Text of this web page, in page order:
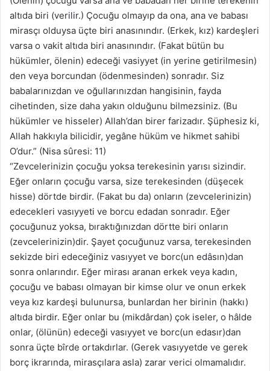
altıda biri (verilir.) Çocuğu olmayıp da ona, ana ve babası
mirasçı olduysa üçte biri anasınındır. (Erkek, kız) kardeşleri
varsa o vakit altıda biri anasınındır. (Fakat bütün bu
hükümler, ölenin) edeceği vasiyyet (in yerine getirilmesin)
den veya borcundan (ödenmesinden) sonradır. Siz
babalarınızdan ve oğullarınızdan hangisinin, fayda
cihetinden, size daha yakın olduğunu bilmezsiniz. (Bu
hükümler ve hisseler) Allah’dan birer farizadır. Şüphesiz ki,
Allah hakkıyla bilicidir, yegâne hüküm ve hikmet sahibi
O’dur.” (Nisa sûresi: 11)
“Zevcelerinizin çocuğu yoksa terekesinin yarısı sizindir.
Eğer onların çocuğu varsa, size terekesinden (düşecek
hisse) dörtde birdir. (Fakat bu da) onların (zevcelerinizin)
edecekleri vasıyyeti ve borcu edadan sonradır. Eğer
çocuğunuz yoksa, bıraktığınızdan dörtte biri onların
(zevcelerinizin)dir. Şayet çocuğunuz varsa, terekesinden
sekizde biri edeceğiniz vasıyyet ve borc(un edâsın)dan
sonra onlarındır. Eğer mirası aranan erkek veya kadın,
çocuğu ve babası olmayan bir kimse olur ve onun erkek
veya kız kardeşi bulunursa, bunlardan her birinin (hakkı)
altıda birdir. Eğer onlar bu (mikdârdan) çok iseler, o hâlde
onlar, (ölünün) edeceği vasıyyet ve borc(un edasır)dan
sonra üçte bîrde ortakdırlar. (Gerek vasıyyetde ve gerek
borç ikrarında, mirasçılara asla) zarar verici olmamalıdır.